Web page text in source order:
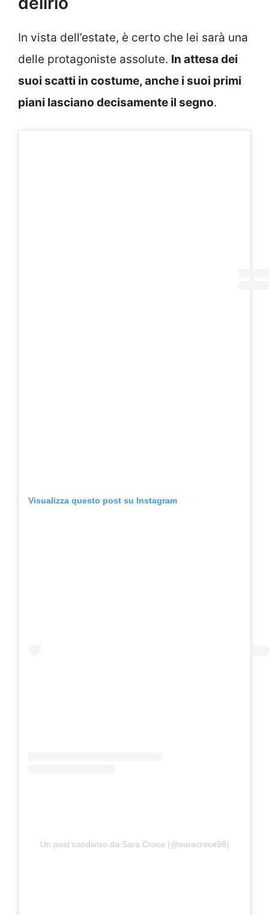
In vista dell’estate, è certo che lei sarà una
delle protagoniste assolute. In attesa dei
suoi scatti in costume, anche i suoi primi
piani lasciano decisamente il segno.
Visualizza questo post su Instagram
Un post condiviso da Sara Croce (@saracroce98)